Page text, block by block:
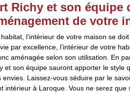
Richy et son équipe
de votre
l’intérieur de votre maison se
par excellence, l’intérieur de votre
aménagée selon son utilisation. En
et son équipe sauront apporter le style
Laissez-vous séduire par le
intérieur à Laroque. Vous ne serez